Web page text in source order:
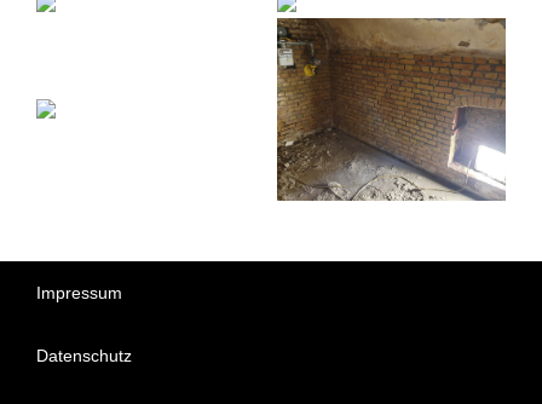
Impressum
Datenschutz